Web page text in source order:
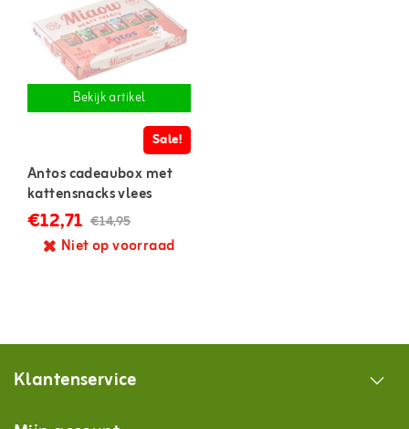
Bekijk artikel
Sale!
Antos cadeaubox met
kattensnacks vlees
€12,71 €14,95
Niet op voorraad
Klantenservice